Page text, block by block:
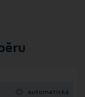
automatická